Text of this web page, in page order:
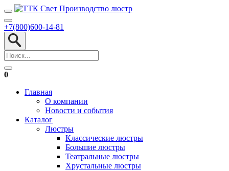
+7(800)600-14-81
0
Главная
О компании
Новости и события
Каталог
Люстры
Классические люстры
Большие люстры
Театральные люстры
Хрустальные люстры